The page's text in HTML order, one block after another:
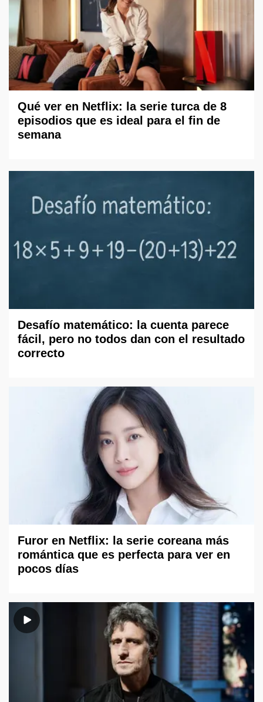
Qué ver en Netflix: la serie turca de 8
episodios que es ideal para el fin de
semana
Desafío matemático: la cuenta parece
fácil, pero no todos dan con el resultado
correcto
Furor en Netflix: la serie coreana más
romántica que es perfecta para ver en
pocos días